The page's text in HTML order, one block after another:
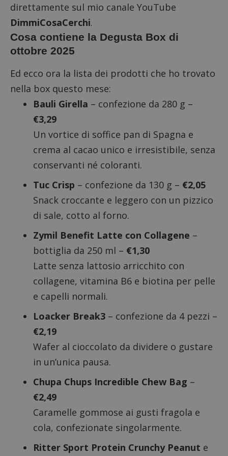
direttamente sul mio canale YouTube
DimmiCosaCerchi.
Cosa contiene la Degusta Box di
ottobre 2025
Ed ecco ora la lista dei prodotti che ho trovato
nella box questo mese:
Bauli Girella – confezione da 280 g –
€3,29
Un vortice di soffice pan di Spagna e
crema al cacao unico e irresistibile, senza
conservanti né coloranti.
Tuc Crisp – confezione da 130 g – €2,05
Snack croccante e leggero con un pizzico
di sale, cotto al forno.
Zymil Benefit Latte con Collagene –
bottiglia da 250 ml – €1,30
Latte senza lattosio arricchito con
collagene, vitamina B6 e biotina per pelle
e capelli normali.
Loacker Break3 – confezione da 4 pezzi –
€2,19
Wafer al cioccolato da dividere o gustare
in un’unica pausa.
Chupa Chups Incredible Chew Bag –
€2,49
Caramelle gommose ai gusti fragola e
cola, confezionate singolarmente.
Ritter Sport Protein Crunchy Peanut e